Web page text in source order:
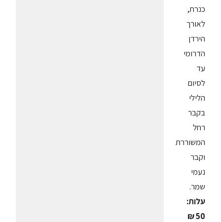
כנרת,
לאורך
הירדן
הדרומי
עד
לסיום
הלילי
בקבר
רחל
המשוררת
וקבר
נעמי
שמר.
עלות:
50 ₪